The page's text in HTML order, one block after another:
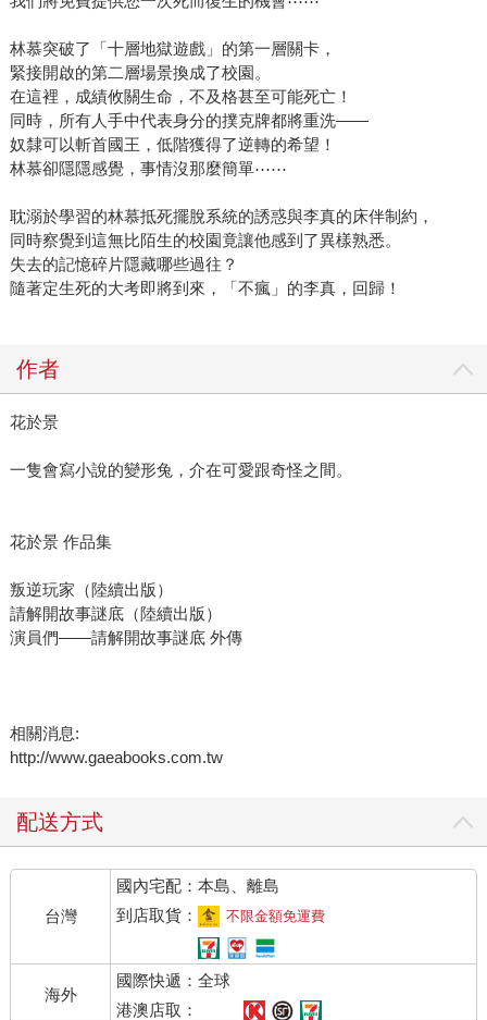
林慕突破了「十層地獄遊戲」的第一層關卡，
緊接開啟的第二層場景換成了校園。
在這裡，成績攸關生命，不及格甚至可能死亡！
同時，所有人手中代表身分的撲克牌都將重洗——
奴隸可以斬首國王，低階獲得了逆轉的希望！
林慕卻隱隱感覺，事情沒那麼簡單⋯⋯
耽溺於學習的林慕抵死擺脫系統的誘惑與李真的床伴制約，
同時察覺到這無比陌生的校園竟讓他感到了異樣熟悉。
失去的記憶碎片隱藏哪些過往？
隨著定生死的大考即將到來，「不瘋」的李真，回歸！
作者
花於景
一隻會寫小說的變形兔，介在可愛跟奇怪之間。
花於景 作品集
叛逆玩家（陸續出版）
請解開故事謎底（陸續出版）
演員們——請解開故事謎底 外傳
相關消息:
http://www.gaeabooks.com.tw
配送方式
台灣
國內宅配：本島、離島
到店取貨：
不限金額免運費
海外
國際快遞：全球
港澳店取：